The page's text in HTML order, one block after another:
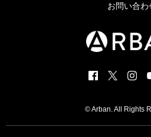
お問い合わ
© Arban. All Rights